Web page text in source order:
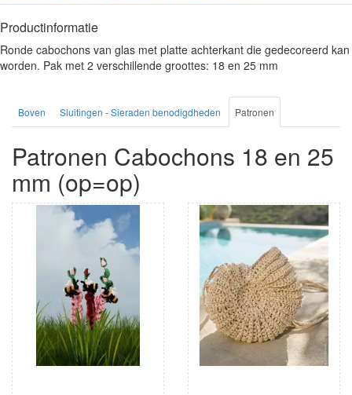
Productinformatie
Ronde cabochons van glas met platte achterkant die gedecoreerd kan
worden. Pak met 2 verschillende groottes: 18 en 25 mm
Boven Sluitingen - Sieraden benodigdheden Patronen
Patronen Cabochons 18 en 25
mm (op=op)